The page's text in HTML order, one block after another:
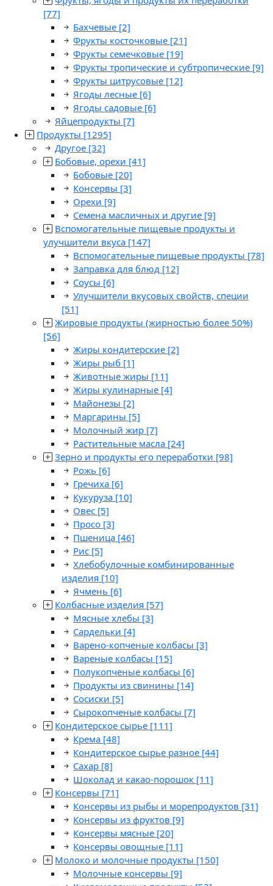
[77]
Бахчевые [2]
Фрукты косточковые [21]
Фрукты семечковые [19]
Фрукты тропические и субтропические [9]
Фрукты цитрусовые [12]
Ягоды лесные [6]
Ягоды садовые [6]
Яйцепродукты [7]
Продукты [1295]
Другое [32]
Бобовые, орехи [41]
Бобовые [20]
Консервы [3]
Орехи [9]
Семена масличных и другие [9]
Вспомогательные пищевые продукты и
улучшители вкуса [147]
Вспомогательные пищевые продукты [78]
Заправка для блюд [12]
Соусы [6]
Улучшители вкусовых свойств, специи
[51]
Жировые продукты (жирностью более 50%)
[56]
Жиры кондитерские [2]
Жиры рыб [1]
Животные жиры [11]
Жиры кулинарные [4]
Майонезы [2]
Маргарины [5]
Молочный жир [7]
Растительные масла [24]
Зерно и продукты его переработки [98]
Рожь [6]
Гречиха [6]
Кукуруза [10]
Овес [5]
Просо [3]
Пшеница [46]
Рис [5]
Хлебобулочные комбинированные
изделия [10]
Ячмень [6]
Колбасные изделия [57]
Мясные хлебы [3]
Сардельки [4]
Варено-копченые колбасы [3]
Вареные колбасы [15]
Полукопченые колбасы [6]
Продукты из свинины [14]
Сосиски [5]
Сырокопченые колбасы [7]
Кондитерское сырье [111]
Крема [48]
Кондитерское сырье разное [44]
Сахар [8]
Шоколад и какао-порошок [11]
Консервы [71]
Консервы из рыбы и морепродуктов [31]
Консервы из фруктов [9]
Консервы мясные [20]
Консервы овощные [11]
Молоко и молочные продукты [150]
Молочные консервы [9]